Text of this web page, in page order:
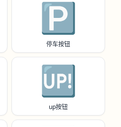
🅿️
停车按钮
🆙
up按钮